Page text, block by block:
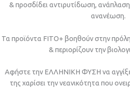
& προσδίδει αντιρυτίδωση,
ανανέωση.
Τα προϊόντα FITO+ βοηθούν στην
& περιορίζουν την
Αφήστε την ΕΛΛΗΝΙΚΗ ΦΥΣΗ να
της χαρίσει την νεανικότητα που